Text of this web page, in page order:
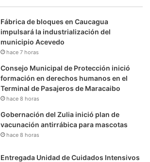
Fábrica de bloques en Caucagua
impulsará la industrialización del
municipio Acevedo
hace 7 horas
Consejo Municipal de Protección inició
formación en derechos humanos en el
Terminal de Pasajeros de Maracaibo
hace 8 horas
Gobernación del Zulia inició plan de
vacunación antirrábica para mascotas
hace 8 horas
Entregada Unidad de Cuidados Intensivos